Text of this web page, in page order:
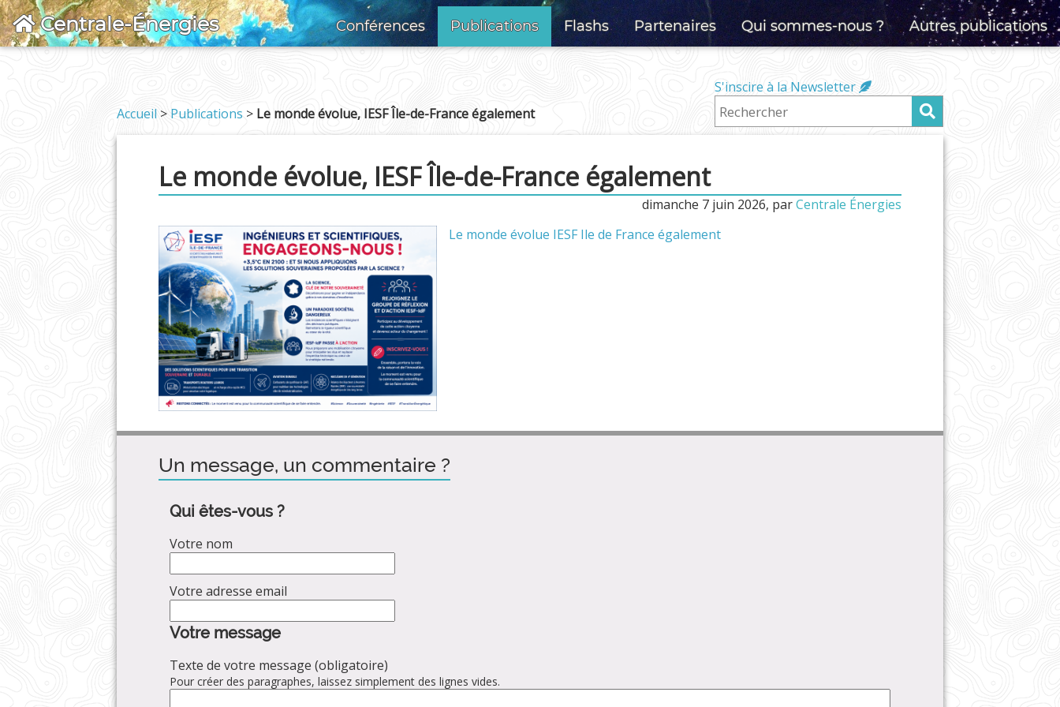
Centrale-Énergies Conférences Publications Flashs Partenaires Qui sommes-nous ? Autres publications
Accueil > Publications > Le monde évolue, IESF Île-de-France également
S'inscire à la Newsletter
Le monde évolue, IESF Île-de-France également
dimanche 7 juin 2026, parCentrale Énergies
Le monde évolue IESF Ile de France également
Un message, un commentaire ?
Qui êtes-vous ?
Votre nom
Votre adresse email
Votre message
Texte de votre message (obligatoire)
Pour créer des paragraphes, laissez simplement des lignes vides.